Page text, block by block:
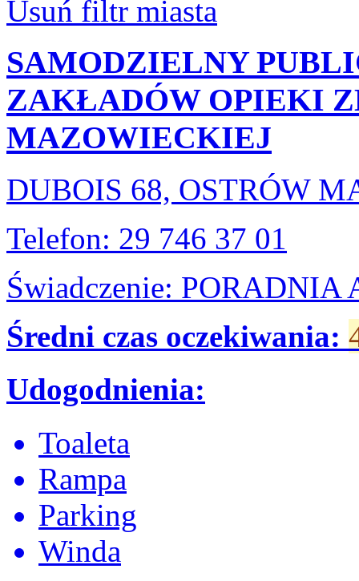
Usuń filtr miasta
SAMODZIELNY
ZAKŁADÓW OPIEKI
MAZOWIECKIEJ
DUBOIS 68, OSTRÓW
Telefon: 29 746 37 01
Świadczenie:
Średni czas oczekiwania:
Udogodnienia:
Toaleta
Rampa
Parking
Winda